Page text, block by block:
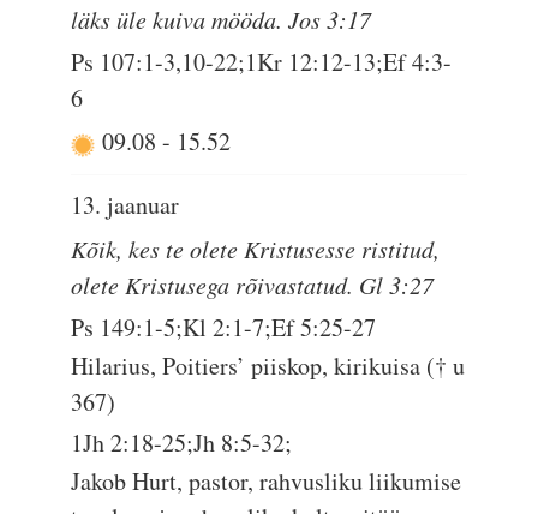
läks üle kuiva mööda. Jos 3:17
Ps 107:1-3,10-22;1Kr 12:12-13;Ef 4:3-
6
09.08- 15.52
13. jaanuar
Kõik, kes te olete Kristusesse ristitud,
olete Kristusega rõivastatud. Gl 3:27
Ps 149:1-5;Kl 2:1-7;Ef 5:25-27
Hilarius, Poitiers’ piiskop, kirikuisa († u
367)
1Jh 2:18-25;Jh 8:5-32;
Jakob Hurt, pastor, rahvusliku liikumise